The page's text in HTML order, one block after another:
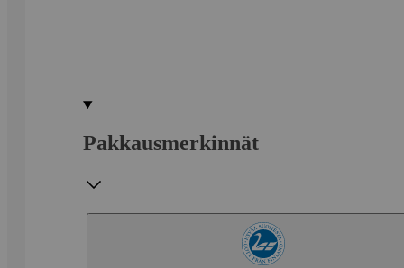
Pakkausmerkinnät